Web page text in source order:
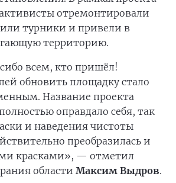
отремонтировали
турники и привели в
территорию.
всем, кто пришёл!
обновить площадку стало
Название проекта
оправдало себя, так
и наведения чистоты
преобразилась и
красками», — отметил
области Максим Выдров.